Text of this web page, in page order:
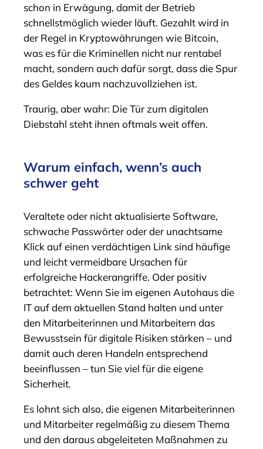
schon in Erwägung, damit der Betrieb
schnellstmöglich wieder läuft. Gezahlt wird in
der Regel in Kryptowährungen wie Bitcoin,
was es für die Kriminellen nicht nur rentabel
macht, sondern auch dafür sorgt, dass die Spur
des Geldes kaum nachzuvollziehen ist.
Traurig, aber wahr: Die Tür zum digitalen
Diebstahl steht ihnen oftmals weit offen.
Warum einfach, wenn’s auch
schwer geht
Veraltete oder nicht aktualisierte Software,
schwache Passwörter oder der unachtsame
Klick auf einen verdächtigen Link sind häufige
und leicht vermeidbare Ursachen für
erfolgreiche Hackerangriffe. Oder positiv
betrachtet: Wenn Sie im eigenen Autohaus die
IT auf dem aktuellen Stand halten und unter
den Mitarbeiterinnen und Mitarbeitern das
Bewusstsein für digitale Risiken stärken – und
damit auch deren Handeln entsprechend
beeinflussen – tun Sie viel für die eigene
Sicherheit.
Es lohnt sich also, die eigenen Mitarbeiterinnen
und Mitarbeiter regelmäßig zu diesem Thema
und den daraus abgeleiteten Maßnahmen zu